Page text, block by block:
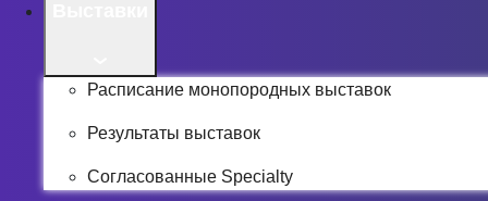
Расписание монопородных выставок
Результаты выставок
Согласованные Specialty